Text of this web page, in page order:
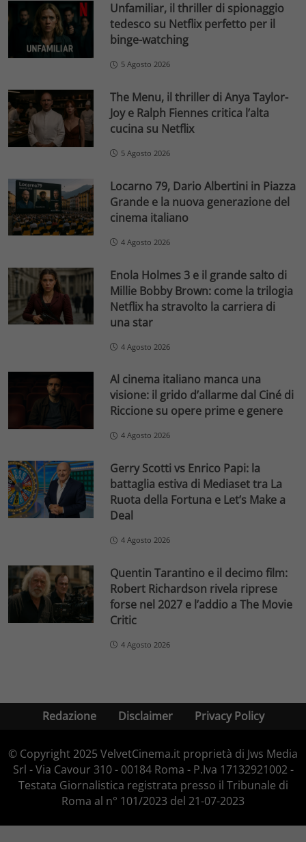
Unfamiliar, il thriller di spionaggio
tedesco su Netflix perfetto per il
binge-watching
5 Agosto 2026
The Menu, il thriller di Anya Taylor-
Joy e Ralph Fiennes critica l’alta
cucina su Netflix
5 Agosto 2026
Locarno 79, Dario Albertini in Piazza
Grande e la nuova generazione del
cinema italiano
4 Agosto 2026
Enola Holmes 3 e il grande salto di
Millie Bobby Brown: come la trilogia
Netflix ha stravolto la carriera di
una star
4 Agosto 2026
Al cinema italiano manca una
visione: il grido d’allarme dal Ciné di
Riccione su opere prime e genere
4 Agosto 2026
Gerry Scotti vs Enrico Papi: la
battaglia estiva di Mediaset tra La
Ruota della Fortuna e Let’s Make a
Deal
4 Agosto 2026
Quentin Tarantino e il decimo film:
Robert Richardson rivela riprese
forse nel 2027 e l’addio a The Movie
Critic
4 Agosto 2026
Redazione Disclaimer Privacy Policy
© Copyright 2025 VelvetCinema.it proprietà di Jws Media
Srl - Via Cavour 310 - 00184 Roma - P.Iva 17132921002 -
Testata Giornalistica registrata presso il Tribunale di
Roma al n° 101/2023 del 21-07-2023